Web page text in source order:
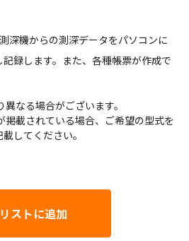
深機からの測深データをパソコンに
録します。また、各種帳票が作成で
なる場合がございます。
載されている場合、ご希望の型式を
してください。
ストに追加